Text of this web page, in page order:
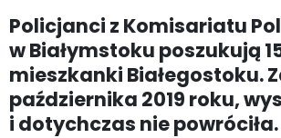
Policjanci z Komisariatu
w Białymstoku poszukują
mieszkanki Białegostoku.
października 2019 roku,
i dotychczas nie powróciła.